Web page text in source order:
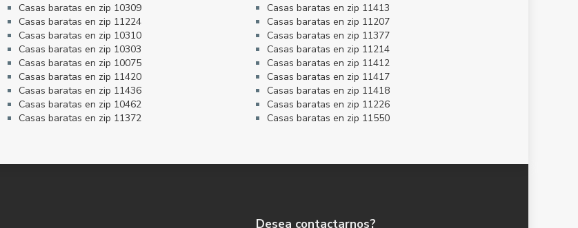
Casas baratas en zip 10309
Casas baratas en zip 11224
Casas baratas en zip 10310
Casas baratas en zip 10303
Casas baratas en zip 10075
Casas baratas en zip 11420
Casas baratas en zip 11436
Casas baratas en zip 10462
Casas baratas en zip 11372
Casas baratas en zip 11413
Casas baratas en zip 11207
Casas baratas en zip 11377
Casas baratas en zip 11214
Casas baratas en zip 11412
Casas baratas en zip 11417
Casas baratas en zip 11418
Casas baratas en zip 11226
Casas baratas en zip 11550
Desea contactarnos?